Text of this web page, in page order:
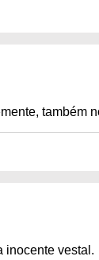
também
inocente vestal.